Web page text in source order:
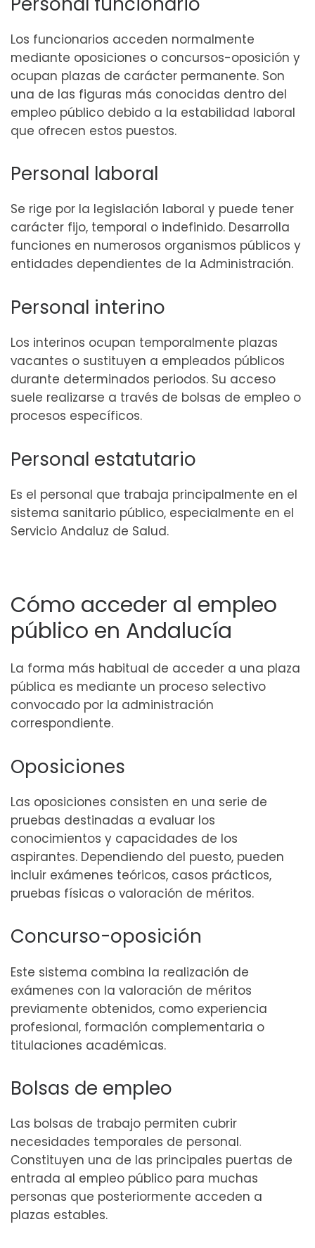
Los funcionarios acceden normalmente
mediante oposiciones o concursos-oposición y
ocupan plazas de carácter permanente. Son
una de las figuras más conocidas dentro del
empleo público debido a la estabilidad laboral
que ofrecen estos puestos.
Personal laboral
Se rige por la legislación laboral y puede tener
carácter fijo, temporal o indefinido. Desarrolla
funciones en numerosos organismos públicos y
entidades dependientes de la Administración.
Personal interino
Los interinos ocupan temporalmente plazas
vacantes o sustituyen a empleados públicos
durante determinados periodos. Su acceso
suele realizarse a través de bolsas de empleo o
procesos específicos.
Personal estatutario
Es el personal que trabaja principalmente en el
sistema sanitario público, especialmente en el
Servicio Andaluz de Salud.
Cómo acceder al empleo
público en Andalucía
La forma más habitual de acceder a una plaza
pública es mediante un proceso selectivo
convocado por la administración
correspondiente.
Oposiciones
Las oposiciones consisten en una serie de
pruebas destinadas a evaluar los
conocimientos y capacidades de los
aspirantes. Dependiendo del puesto, pueden
incluir exámenes teóricos, casos prácticos,
pruebas físicas o valoración de méritos.
Concurso-oposición
Este sistema combina la realización de
exámenes con la valoración de méritos
previamente obtenidos, como experiencia
profesional, formación complementaria o
titulaciones académicas.
Bolsas de empleo
Las bolsas de trabajo permiten cubrir
necesidades temporales de personal.
Constituyen una de las principales puertas de
entrada al empleo público para muchas
personas que posteriormente acceden a
plazas estables.